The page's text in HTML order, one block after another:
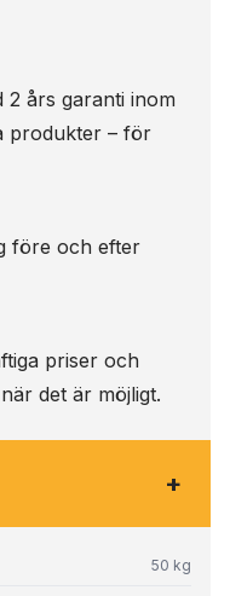
2 års garanti inom
produkter – för
före och efter
priser och
det är möjligt.
+
50 kg